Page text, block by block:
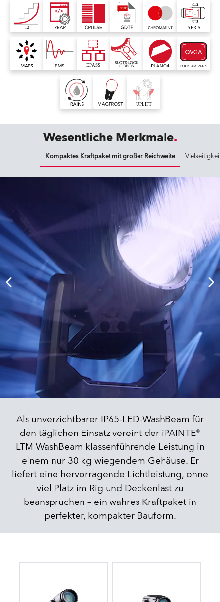
Wesentliche Merkmale
Kompaktes Kraftpaket mit großer Reichweite
Als unverzichtbarer IP65-LED-WashBeam für
den täglichen Einsatz vereint der iPAINTE®
LTM WashBeam klassenführende Leistung in
einem nur 30 kg wiegendem Gehäuse. Er
liefert eine hervorragende Lichtleistung, ohne
viel Platz im Rig und Deckenlast zu
beanspruchen – ein wahres Kraftpaket in
perfekter, kompakter Bauform.